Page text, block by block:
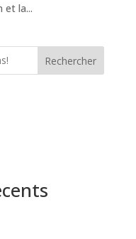
et la...
Rechercher